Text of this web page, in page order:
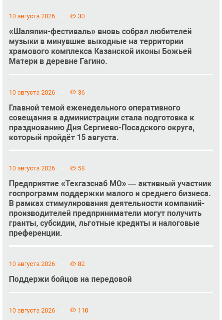
10 августа 2026 30
«Шаляпин-фестиваль» вновь собрал любителей
музыки в минувшие выходные на территории
храмового комплекса Казанской иконы Божьей
Матери в деревне Гагино.
10 августа 2026 36
Главной темой еженедельного оперативного
совещания в администрации стала подготовка к
празднованию Дня Сергиево-Посадского округа,
который пройдёт 15 августа.
10 августа 2026 58
Предприятие «Техгазснаб МО» — активный участник
госпрограмм поддержки малого и среднего бизнеса.
В рамках стимулирования деятельности компаний-
производителей предприниматели могут получить
гранты, субсидии, льготные кредиты и налоговые
преференции.
10 августа 2026 82
Поддержи бойцов на передовой
10 августа 2026 110